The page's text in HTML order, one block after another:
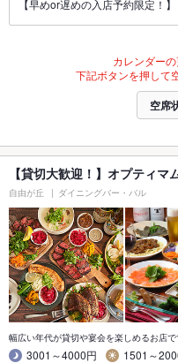
【早めor遅めの入店予約限定！
カレンダーの
下記ボタンを押して
空席
【貸切大歓迎！】オプティ
自由が丘 ダイニングバー・バル
幅広い年代が貸切や宴会を楽しめるお店
3001～4000円
1501～